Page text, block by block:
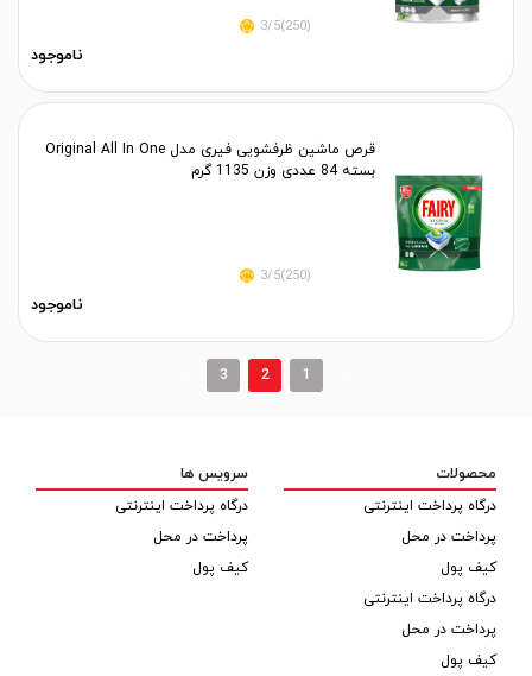
(250)3/5
ناموجود
قرص ماشین ظرفشویی فیری مدل Original All In One
بسته 84 عددی وزن 1135 گرم
(250)3/5
ناموجود
1
2
3
محصولات
درگاه پرداخت اینترنتی
پرداخت در محل
کیف پول
درگاه پرداخت اینترنتی
پرداخت در محل
کیف پول
سرویس ها
درگاه پرداخت اینترنتی
پرداخت در محل
کیف پول